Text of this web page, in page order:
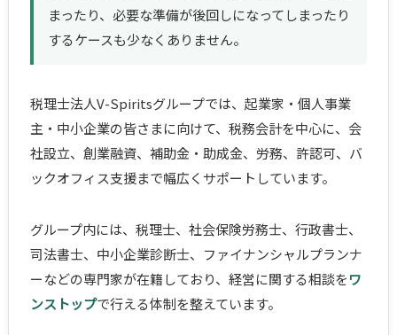
まったり、必要な準備が後回しになってしまったり
するケースも少なくありません。
税理士法人V-Spiritsグループでは、起業家・個人事業
主・中小企業の皆さまに向けて、税務会計を中心に、会
社設立、創業融資、補助金・助成金、労務、許認可、バ
ックオフィス支援まで幅広くサポートしています。
グループ内には、税理士、社会保険労務士、行政書士、
司法書士、中小企業診断士、ファイナンシャルプランナ
ーなどの専門家が在籍しており、経営に関する相談をワ
ンストップで行える体制を整えています。